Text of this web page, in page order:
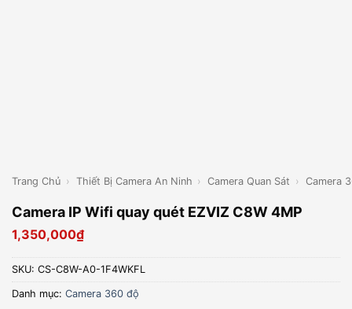
Trang Chủ › Thiết Bị Camera An Ninh › Camera Quan Sát › Camera
Camera IP Wifi quay quét EZVIZ C8W 4MP
1,350,000₫
SKU: CS-C8W-A0-1F4WKFL
Danh mục: Camera 360 độ